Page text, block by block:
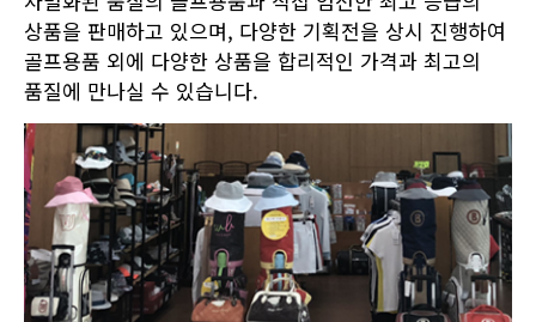
상품을 판매하고 있으며, 다양한 기획전을 상시 진행하여
골프용품 외에 다양한 상품을 합리적인 가격과 최고의
품질에 만나실 수 있습니다.